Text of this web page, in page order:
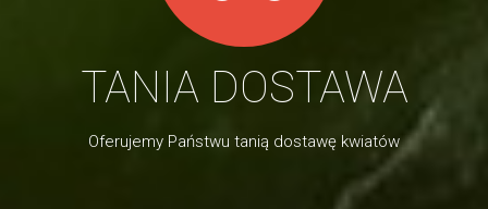
TANIA DOSTAWA
Oferujemy Państwu tanią dostawę kwiatów